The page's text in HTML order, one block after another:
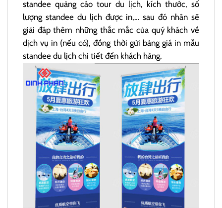
standee quảng cáo tour du lịch, kích thước, số
lượng standee du lịch được in,… sau đó nhân sẽ
giải đáp thêm những thắc mắc của quý khách về
dịch vụ in (nếu có), đồng thời gửi bảng giá in mẫu
standee du lịch chi tiết đến khách hàng.